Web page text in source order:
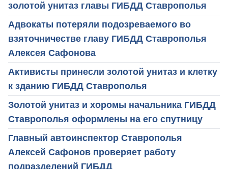
золотой унитаз главы ГИБДД Ставрополья
Адвокаты потеряли подозреваемого во
взяточничестве главу ГИБДД Ставрополья
Алексея Сафонова
Активисты принесли золотой унитаз и клетку
к зданию ГИБДД Ставрополья
Золотой унитаз и хоромы начальника ГИБДД
Ставрополья оформлены на его спутницу
Главный автоинспектор Ставрополья
Алексей Сафонов проверяет работу
подразделений ГИБДД